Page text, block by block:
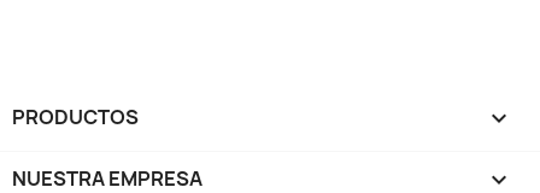
PRODUCTOS 
NUESTRA EMPRESA 